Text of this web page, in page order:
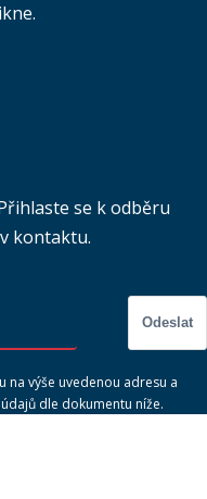
se k odběru
kontaktu.
Odeslat
na výše uvedenou adresu a
dle dokumentu níže.